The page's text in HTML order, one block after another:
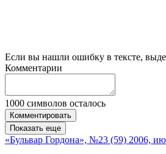
Если вы нашли ошибку в тексте,
Комментарии
1000 символов осталось
Комментировать
Показать еще
«Бульвар Гордона», №23 (59) 2006,